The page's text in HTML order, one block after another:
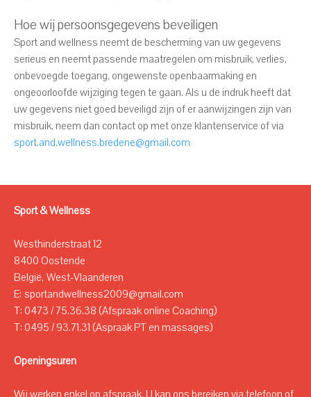
Hoe wij persoonsgegevens beveiligen
Sport and wellness neemt de bescherming van uw gegevens
serieus en neemt passende maatregelen om misbruik, verlies,
onbevoegde toegang, ongewenste openbaarmaking en
ongeoorloofde wijziging tegen te gaan. Als u de indruk heeft dat
uw gegevens niet goed beveiligd zijn of er aanwijzingen zijn van
misbruik, neem dan contact op met onze klantenservice of via
sport.and.wellness.bredene@gmail.com
Sport & Wellness
Westhinderstraat 12
8400 Oostende
België, West-Vlaanderen
E: sportandwellness2009@gmail.com
T: 0473 / 75.36.38 (Afspraak online Coaching)
T: 0495 / 93.71.31 (Aspraak PT en massages)
Openingsuren
Wij werken enkel op afspraak. U kan ons bereiken via telefoon of